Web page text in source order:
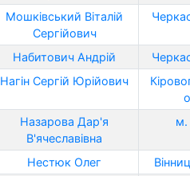
Мошківський Віталій
Сергійович
Набитович Андрій
Нагін Сергій Юрійович
Назарова Дар'я
В'ячеславівна
м.
Нестюк Олег